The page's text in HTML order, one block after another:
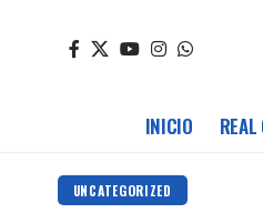
INICIO
UNCATEGORIZED